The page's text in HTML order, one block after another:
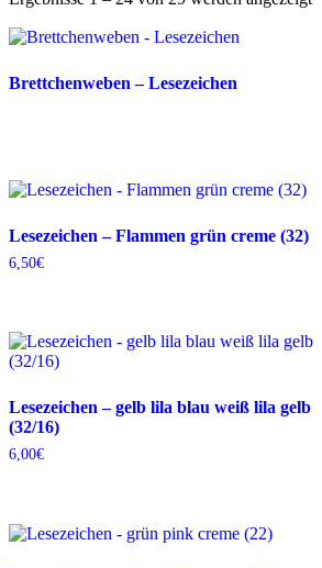
Brettchenweben – Lesezeichen
Lesezeichen – Flammen grün creme (32)
6,50€
Lesezeichen – gelb lila blau weiß lila gelb
(32/16)
6,00€